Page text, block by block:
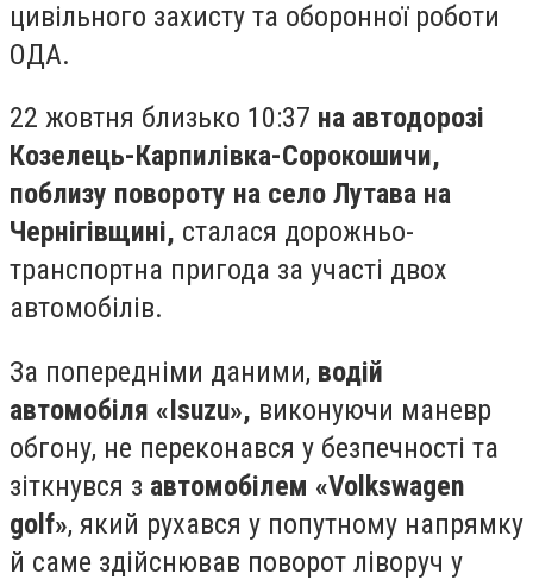
цивільного захисту та оборонної роботи
ОДА.
22 жовтня близько 10:37 на автодорозі
Козелець-Карпилівка-Сорокошичи,
поблизу повороту на село Лутава на
Чернігівщині, сталася дорожньо-
транспортна пригода за участі двох
автомобілів.
За попередніми даними, водій
автомобіля «Isuzu», виконуючи маневр
обгону, не переконався у безпечності та
зіткнувся з автомобілем «Volkswagen
golf», який рухався у попутному напрямку
й саме здійснював поворот ліворуч у